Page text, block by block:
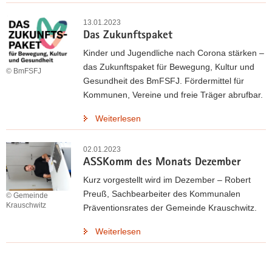
13.01.2023
Das Zukunftspaket
© BmFSFJ
Kinder und Jugendliche nach Corona stärken –
das Zukunftspaket für Bewegung, Kultur und
Gesundheit des BmFSFJ. Fördermittel für
Kommunen, Vereine und freie Träger abrufbar.
Weiterlesen
02.01.2023
ASSKomm des Monats Dezember
© Gemeinde
Krauschwitz
Kurz vorgestellt wird im Dezember – Robert
Preuß, Sachbearbeiter des Kommunalen
Präventionsrates der Gemeinde Krauschwitz.
Weiterlesen